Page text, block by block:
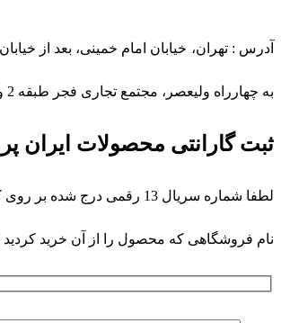
آدرس : تهران، خیابان امام خمینی، بعد از
به چهارراه ولیعصر، مجتمع تجاری فجر طبقه 2 واحد 232
ثبت گارانتی محصولات ایران
لطفا شماره سریال 13 رقمی درج
نام فروشگاهی که محصول را از آن خرید کردید